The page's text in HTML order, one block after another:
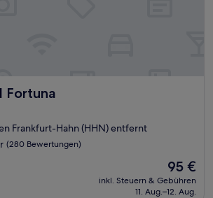
Frankfurt-Hahn (HHN) entfernt
(280 Bewertungen)
Der
Preis
beträgt
95 €
inkl. Steuern & Gebühren
11. Aug.–12. Aug.